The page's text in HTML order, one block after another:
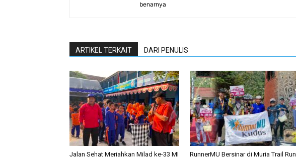
benarnya
ARTIKEL TERKAIT DARI PENULIS
Jalan Sehat Meriahkan Milad ke-33 MI
RunnerMU Bersinar di Muria Trail Run